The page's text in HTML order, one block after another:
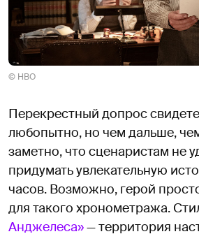
© HBO
Перекрестный допрос
любопытно, но чем дальше,
заметно, что сценаристам не
придумать увлекательную
часов. Возможно, герой
для такого хронометража.
Анджелеса»— территория